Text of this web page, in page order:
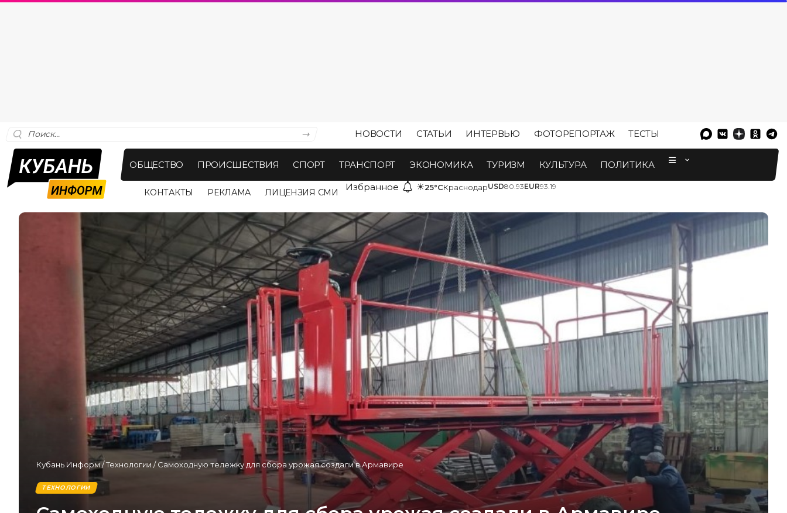
НОВОСТИ СТАТЬИ ИНТЕРВЬЮ ФОТОРЕПОРТАЖ ТЕСТЫ
ОБЩЕСТВО ПРОИСШЕСТВИЯ СПОРТ ТРАНСПОРТ ЭКОНОМИКА ТУРИЗМ КУЛЬТУРА ПОЛИТИКА
КОНТАКТЫ РЕКЛАМА ЛИЦЕНЗИЯ СМИ Избранное ☀25°CКраснодарUSD80.93EUR93.19
Кубань Информ/Технологии /Самоходную тележку для сбора урожая создали в Армавире
ТЕХНОЛОГИИ